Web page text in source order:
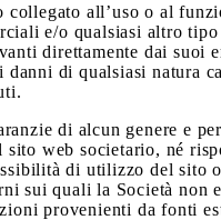
all’uso o al
e/o qualsiasi altro
direttamente dai
di qualsiasi natura
di alcun genere e
web societario, né
di utilizzo del
sui quali la Società non
provenienti da fonti